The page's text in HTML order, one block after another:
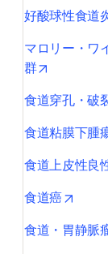
好酸球性食道
マロリー・ワ
群
opens in
食道穿孔・破
食道粘膜下腫
食道上皮性良
食道癌
食道・胃静脈